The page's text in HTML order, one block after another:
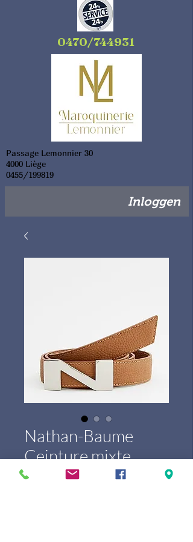
0470/744931
Passage Lemonnier 30
4000 Liège
0455/199819
Inloggen
Nathan-Baume
Ceinture mixte
100330N